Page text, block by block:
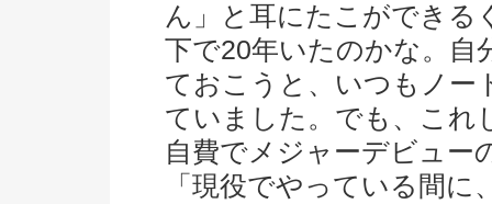
ん」と耳にたこができる
下で20年いたのかな。自
ておこうと、いつもノー
ていました。でも、これ
自費でメジャーデビュー
「現役でやっている間